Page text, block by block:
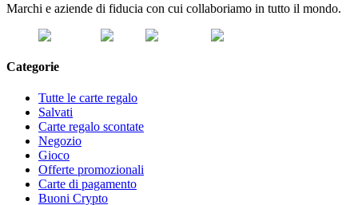
Marchi e aziende di fiducia con cui collaboriamo in tutto il mondo.
Categorie
Tutte le carte regalo
Salvati
Carte regalo scontate
Negozio
Gioco
Offerte promozionali
Carte di pagamento
Buoni Crypto